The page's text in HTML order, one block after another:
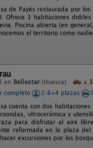
de Payés restaurada por
Ofrece 3 habitaciones
Piscina abierta (en
el territorio como
en Bellestar (Huesca) a
completo
2-8+4 plazas
cuenta con dos
vitrocerámica y
para disfrutar al aire
reformada en la plaza
excursiones por los